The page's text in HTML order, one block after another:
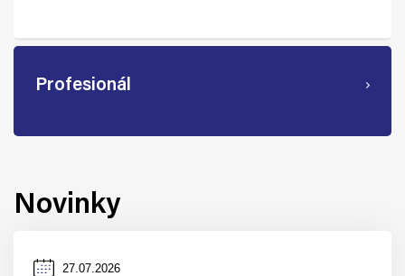
Profesionál
Novinky
Datum
27.07.2026